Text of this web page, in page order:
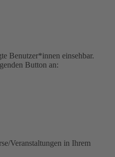
Benutzer*innen einsehbar.
Button an:
Veranstaltungen in Ihrem